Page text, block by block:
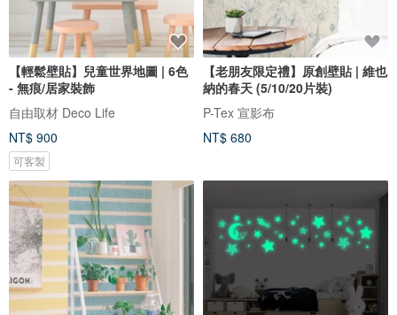
【輕鬆壁貼】兒童世界地圖 | 6色
- 無痕/居家裝飾
自由取材 Deco Life
NT$ 900
可客製
【老朋友限定禮】原創壁貼 | 維也
納的春天 (5/10/20片裝)
P-Tex 宣影布
NT$ 680